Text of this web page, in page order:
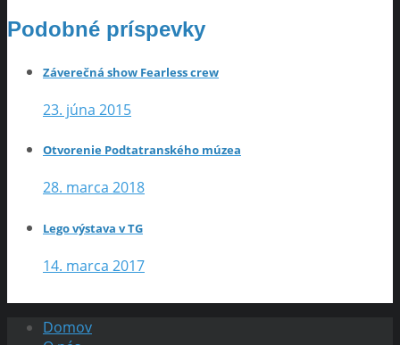
Podobné príspevky
Záverečná show Fearless crew
23. júna 2015
Otvorenie Podtatranského múzea
28. marca 2018
Lego výstava v TG
14. marca 2017
Domov